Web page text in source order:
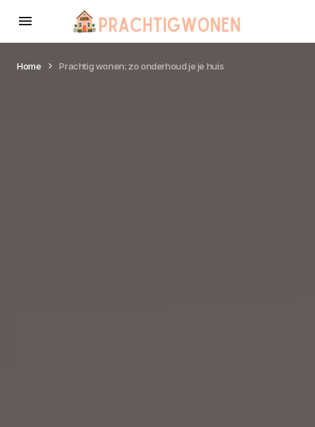
Home Prachtig wonen: zo onderhoud je je huis